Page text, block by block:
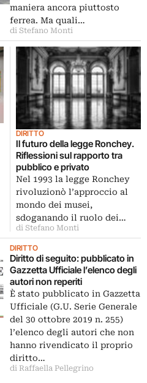
maniera ancora piuttosto
ferrea. Ma quali…
di Stefano Monti
DIRITTO
Il futuro della legge Ronchey.
Riflessioni sul rapporto tra
pubblico e privato
Nel 1993 la legge Ronchey
rivoluzionò l’approccio al
mondo dei musei,
sdoganando il ruolo dei…
di Stefano Monti
DIRITTO
Diritto di seguito: pubblicato in
Gazzetta Ufficiale l’elenco degli
autori non reperiti
È stato pubblicato in Gazzetta
Ufficiale (G.U. Serie Generale
del 30 ottobre 2019 n. 255)
l’elenco degli autori che non
hanno rivendicato il proprio
diritto…
di Raffaella Pellegrino